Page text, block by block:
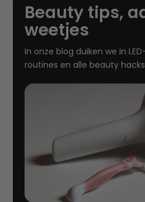
Beauty tips,
weetjes
In onze blog duiken we in
routines en alle beauty